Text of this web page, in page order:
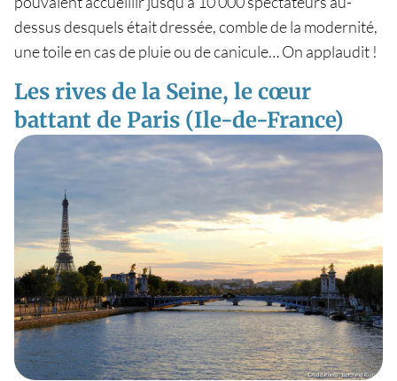
dessus desquels était dressée, comble de la modernité,
une toile en cas de pluie ou de canicule… On applaudit !
Les rives de la Seine, le cœur
battant de Paris (Ile-de-France)